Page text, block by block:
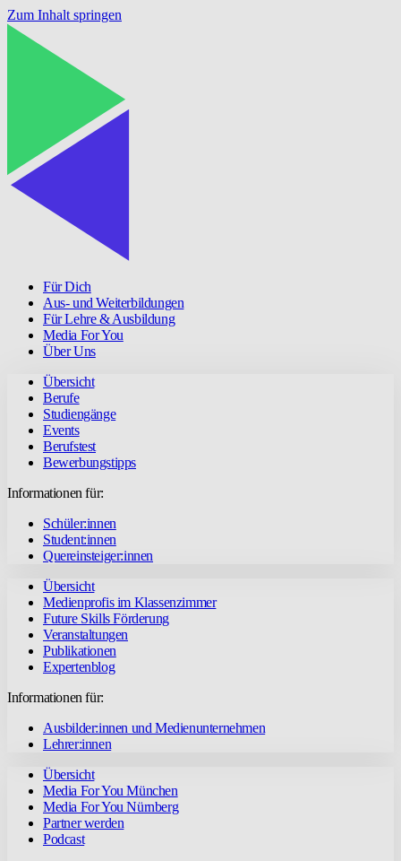
Zum Inhalt springen
Für Dich
Aus- und Weiterbildungen
Für Lehre & Ausbildung
Media For You
Über Uns
Übersicht
Berufe
Studiengänge
Events
Berufstest
Bewerbungstipps
Informationen für:
Schüler:innen
Student:innen
Quereinsteiger:innen
Übersicht
Medienprofis im Klassenzimmer
Future Skills Förderung
Veranstaltungen
Publikationen
Expertenblog
Informationen für:
Ausbilder:innen und Medienunternehmen
Lehrer:innen
Übersicht
Media For You München
Media For You Nürnberg
Partner werden
Podcast